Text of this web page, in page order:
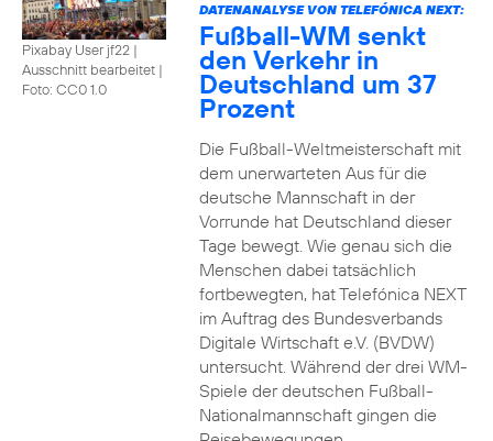
Pixabay User jf22 |
Ausschnitt bearbeitet |
Foto: CC0 1.0
DATENANALYSE VON TELEFÓNICA NEXT:
Fußball-WM senkt
den Verkehr in
Deutschland um 37
Prozent
Die Fußball-Weltmeisterschaft mit
dem unerwarteten Aus für die
deutsche Mannschaft in der
Vorrunde hat Deutschland dieser
Tage bewegt. Wie genau sich die
Menschen dabei tatsächlich
fortbewegten, hat Telefónica NEXT
im Auftrag des Bundesverbands
Digitale Wirtschaft e.V. (BVDW)
untersucht. Während der drei WM-
Spiele der deutschen Fußball-
Nationalmannschaft gingen die